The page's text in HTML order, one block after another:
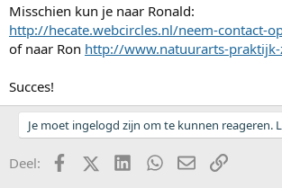
Misschien kun je naar Ronald:
http://hecate.webcircles.nl/neem-contact-
of naar Ron http://www.natuurarts-
Succes!
Je moet ingelogd zijn om te kunnen reageren.
Deel: FacebookX (Twitter)LinkedInWhatsApp
E-mailkoppeling